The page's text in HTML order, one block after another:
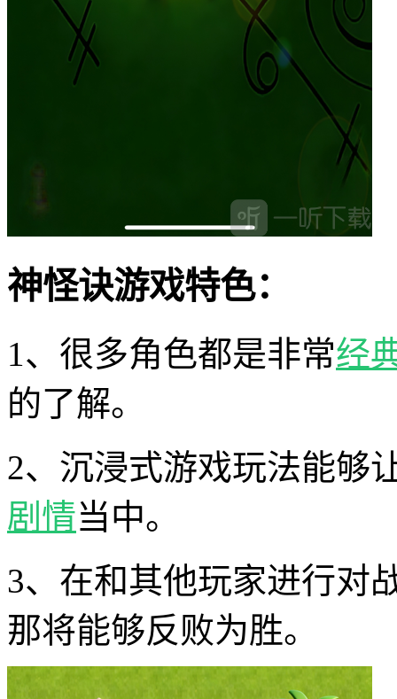
神怪诀游戏特色：
1、很多角色都是非常经
的了解。
2、沉浸式游戏玩法能够
剧情当中。
3、在和其他玩家进行对
那将能够反败为胜。